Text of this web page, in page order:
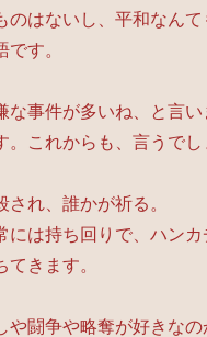
のはないし、平和なん
す。
な事件が多いね、と言い
。これからも、言うで
れ、誰かが祈る。
には持ち回りで、ハン
きます。
や闘争や略奪が好きな